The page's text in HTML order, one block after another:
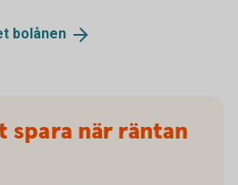
bolånen
spara när räntan